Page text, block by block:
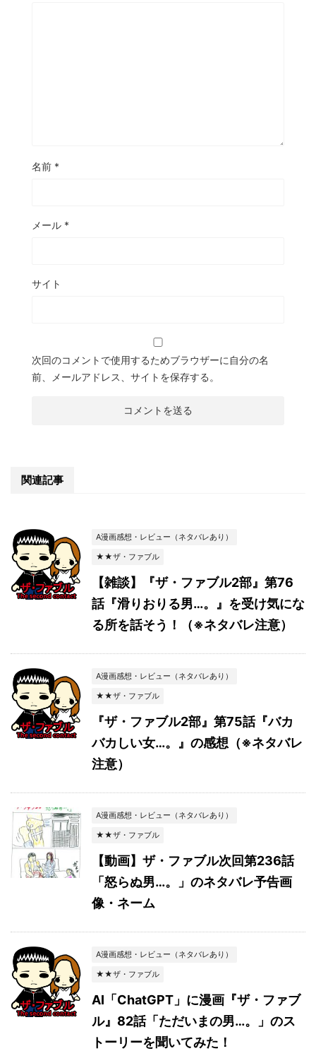
名前 *
メール *
サイト
次回のコメントで使用するためブラウザーに自分の名
前、メールアドレス、サイトを保存する。
関連記事
A漫画感想・レビュー（ネタバレあり）
★★ザ・ファブル
【雑談】『ザ・ファブル2部』第76
話『滑りおりる男…。』を受け気にな
る所を話そう！（※ネタバレ注意）
A漫画感想・レビュー（ネタバレあり）
★★ザ・ファブル
『ザ・ファブル2部』第75話『バカ
バカしい女…。』の感想（※ネタバレ
注意）
A漫画感想・レビュー（ネタバレあり）
★★ザ・ファブル
【動画】ザ・ファブル次回第236話
「怒らぬ男…。」のネタバレ予告画
像・ネーム
A漫画感想・レビュー（ネタバレあり）
★★ザ・ファブル
AI「ChatGPT」に漫画『ザ・ファブ
ル』82話「ただいまの男…。」のス
トーリーを聞いてみた！